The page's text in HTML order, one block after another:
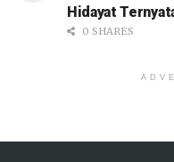
Hidayat
0 SHARES